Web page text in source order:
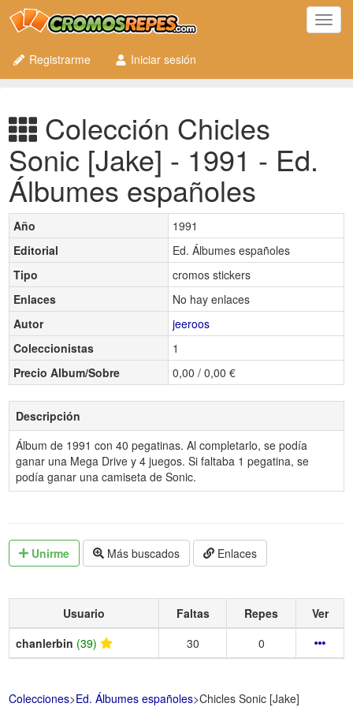
Registrarme
Iniciar sesión
Colección Chicles
Sonic [Jake] - 1991 - Ed.
Álbumes españoles
Año
1991
Editorial
Ed. Álbumes españoles
Tipo
cromos stickers
Enlaces
No hay enlaces
Autor
jeeroos
Coleccionistas
1
Precio Album/Sobre
0,00 / 0,00 €
Descripción
Álbum de 1991 con 40 pegatinas. Al completarlo, se podía
ganar una Mega Drive y 4 juegos. Si faltaba 1 pegatina, se
podía ganar una camiseta de Sonic.
Unirme Más buscados Enlaces
Usuario Faltas Repes
Ver
chanlerbin (39) 30 0
Colecciones>Ed. Álbumes españoles>Chicles Sonic [Jake]